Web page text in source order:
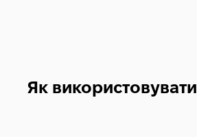
Як використовувати